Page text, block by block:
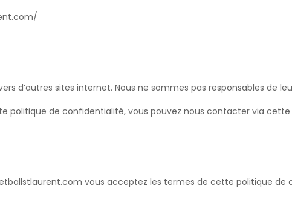
d’autres sites internet. Nous ne sommes pas responsables de
politique de confidentialité, vous pouvez nous contacter via cette
vous acceptez les termes de cette politique de